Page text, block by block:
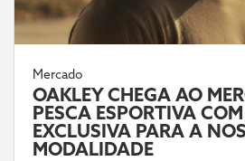
Mercado
OAKLEY CHEGA AO
PESCA ESPORTIVA
EXCLUSIVA PARA A
MODALIDADE